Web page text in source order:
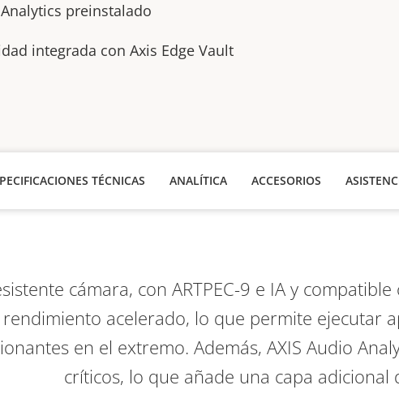
preinstalado
integrada con Axis Edge Vault
TÉCNICAS ANALÍTICA ACCESORIOS
cámara, con ARTPEC-9 e IA y
rendimiento acelerado, lo que permite ejecutar
en el extremo. Además, AXIS Audio
críticos, lo que añade una capa adicional